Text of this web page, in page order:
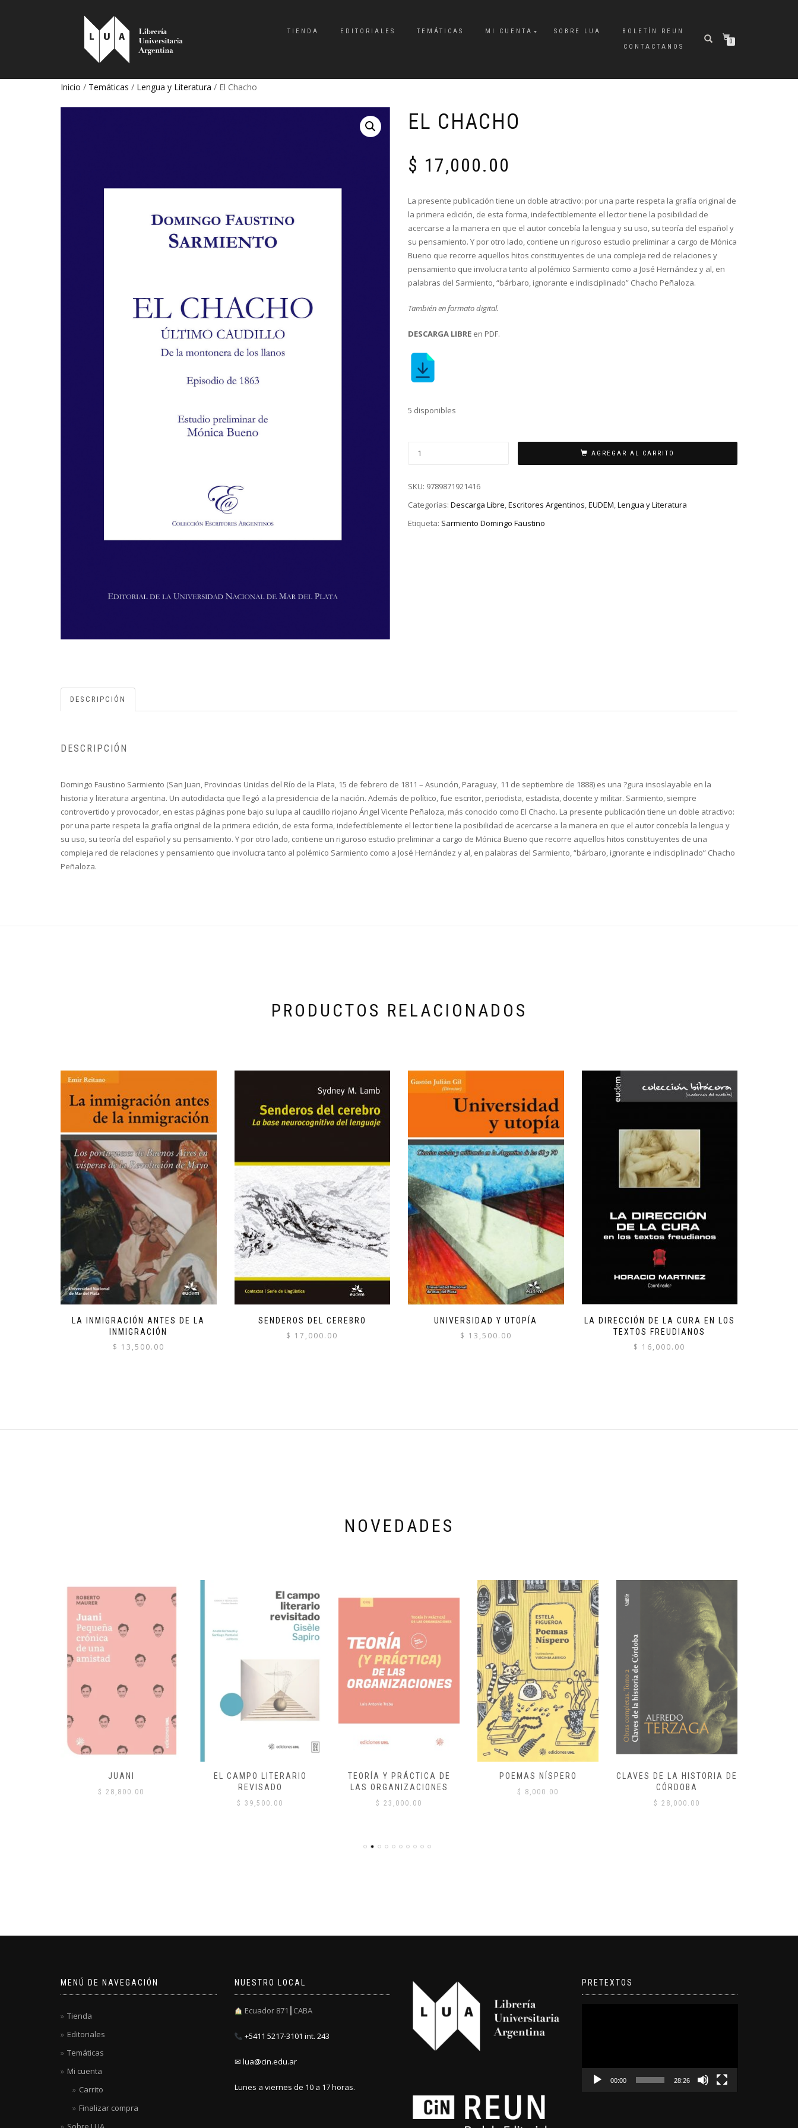
TIENDA EDITORIALES TEMÁTICAS MI CUENTA SOBRE LUA
BOLETÍN REUN
CONTACTANOS
0
Inicio / Temáticas / Lengua y Literatura / El Chacho
EL CHACHO
$ 17,000.00
La presente publicación tiene un doble atractivo: por una parte respeta la grafía original de
la primera edición, de esta forma, indefectiblemente el lector tiene la posibilidad de
acercarse a la manera en que el autor concebía la lengua y su uso, su teoría del español y
su pensamiento. Y por otro lado, contiene un riguroso estudio preliminar a cargo de Mónica
Bueno que recorre aquellos hitos constituyentes de una compleja red de relaciones y
pensamiento que involucra tanto al polémico Sarmiento como a José Hernández y al, en
palabras del Sarmiento, “bárbaro, ignorante e indisciplinado” Chacho Peñaloza.
También en formato digital.
DESCARGA LIBRE en PDF.
5 disponibles
AGREGAR AL CARRITO
SKU: 9789871921416
Categorías: Descarga Libre,Escritores Argentinos,EUDEM,Lengua y Literatura
Etiqueta: Sarmiento Domingo Faustino
DESCRIPCIÓN
DESCRIPCIÓN
Domingo Faustino Sarmiento (San Juan, Provincias Unidas del Río de la Plata, 15 de febrero de 1811 – Asunción, Paraguay, 11 de septiembre de 1888) es una ?gura insoslayable en la
historia y literatura argentina. Un autodidacta que llegó a la presidencia de la nación. Además de político, fue escritor, periodista, estadista, docente y militar. Sarmiento, siempre
controvertido y provocador, en estas páginas pone bajo su lupa al caudillo riojano Ángel Vicente Peñaloza, más conocido como El Chacho. La presente publicación tiene un doble atractivo:
por una parte respeta la grafía original de la primera edición, de esta forma, indefectiblemente el lector tiene la posibilidad de acercarse a la manera en que el autor concebía la lengua y
su uso, su teoría del español y su pensamiento. Y por otro lado, contiene un riguroso estudio preliminar a cargo de Mónica Bueno que recorre aquellos hitos constituyentes de una
compleja red de relaciones y pensamiento que involucra tanto al polémico Sarmiento como a José Hernández y al, en palabras del Sarmiento, “bárbaro, ignorante e indisciplinado” Chacho
Peñaloza.
PRODUCTOS RELACIONADOS
LA INMIGRACIÓN ANTES DE LA
INMIGRACIÓN
$ 13,500.00
SENDEROS DEL CEREBRO
$ 17,000.00
UNIVERSIDAD Y UTOPÍA
$ 13,500.00
LA DIRECCIÓN DE LA CURA EN LOS
TEXTOS FREUDIANOS
$ 16,000.00
NOVEDADES
JUANI
$ 28,800.00
EL CAMPO LITERARIO
REVISADO
$ 39,500.00
TEORÍA Y PRÁCTICA DE
LAS ORGANIZACIONES
$ 23,000.00
POEMAS NÍSPERO
$ 8,000.00
CLAVES DE LA HISTORIA DE
CÓRDOBA
$ 28,000.00
MENÚ DE NAVEGACIÓN
Tienda
Editoriales
Temáticas
Mi cuenta
Carrito
Finalizar compra
NUESTRO LOCAL
Ecuador 871┃CABA
+5411 5217-3101 int. 243
✉ lua@cin.edu.ar
Lunes a viernes de 10 a 17 horas.
PRETEXTOS
00:00 28:26